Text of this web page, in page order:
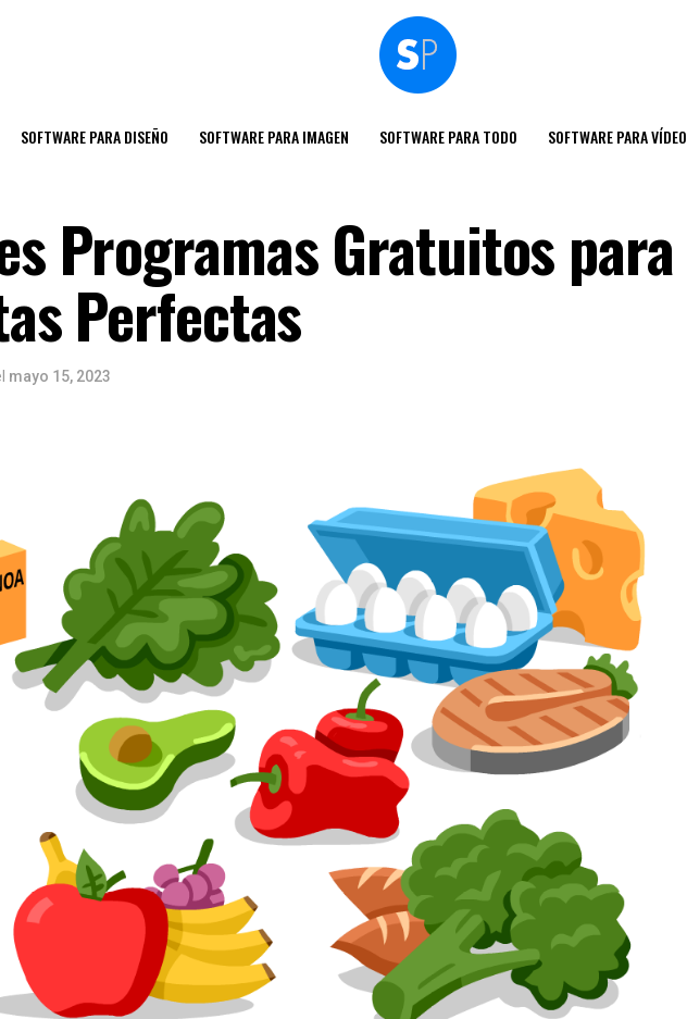
SOFTWARE PARA DISEÑO SOFTWARE PARA IMAGEN SOFTWARE PARA TODO SOFTWARE PARA VÍDEO
Programas Gratuitos para
Perfectas
mayo 15, 2023